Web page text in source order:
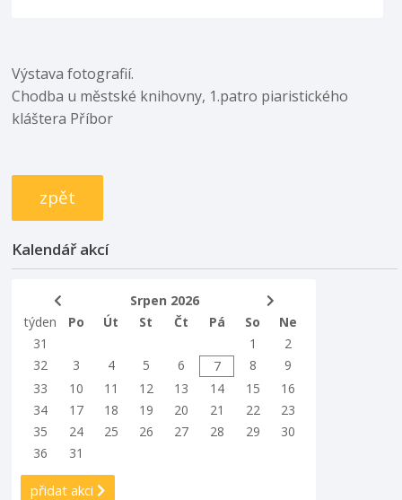
Výstava fotografií.
Chodba u městské knihovny, 1.patro piaristického
kláštera Příbor
zpět
Kalendář akcí
Srpen 2026
týden
Po Út St Čt Pá So
Ne
31
1
2
32
3 4 5 6 7 8
9
33
10 11 12 13 14 15
16
34
17 18 19 20 21 22
23
35
24 25 26 27 28 29
30
36
31
přidat akci